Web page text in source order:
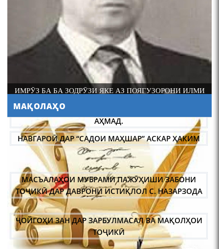
4-уми декабр- зодрӯзи
шоири абадзинда Абулқосим
Лоҳутӣ
АБУЛҚОСИМ ЛОҲУТӢ /
ABULQOSIM LOHUTY/
Что знают в Ташкенте о
Мирзо Турсунзаде, чьим
именем назвали станцию
метро?
ИМРӮЗ БА БА ЗОДРӮЗИ ЯКЕ АЗ ПОЯГУЗОРОНИ ИЛМИ
АМОНОВ САД СОЛ ПУР ШУД.
МАҚОЛАҲО
НАВГАРОӢ ДАР “САДОИ МАҲШАР” АСКАР ҲАКИМ
МАСЪАЛАҲОИ МУБРАМИ ПАЖӮҲИШИ ЗАБОНИ
ТОҶИКӢ ДАР ДАВРОНИ ИСТИҚЛОЛ С. НАЗАРЗОДА
ҶОЙГОҲИ ЗАН ДАР ЗАРБУЛМАСАЛ ВА МАҚОЛҲОИ
ТОҶИКӢ